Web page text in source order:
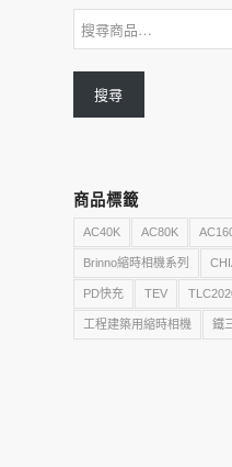
搜尋
商品標籤
AC40K AC80K
Brinno縮時相機系列
PD快充 TEV
工程建築用縮時相機 鐵